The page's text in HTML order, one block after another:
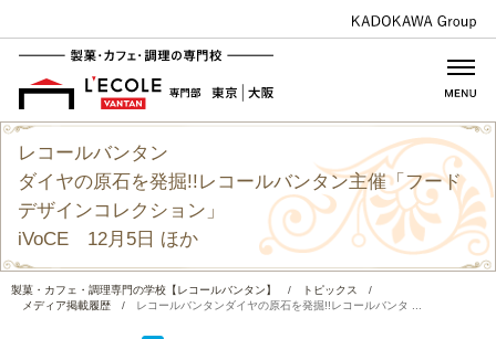
レコールバンタン
ダイヤの原石を発掘!!レコールバンタン主催「フード
デザインコレクション」
iVoCE 12月5日 ほか
製菓・カフェ・調理専門の学校【レコールバンタン】 / トピックス
/
メディア掲載履歴
/ レコールバンタンダイヤの原石を発掘!!レコールバンタ ...